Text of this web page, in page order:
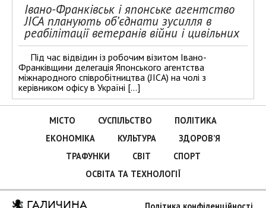
Івано-Франківськ і японське агентство
JICA планують об’єднати зусилля в
реабілітації ветеранів війни і цивільних
Під час відвідин із робочим візитом Івано-
Франківщини делегація Японського агентства
міжнародного співробітництва (JICA) на чолі з
керівником офісу в Україні […]
МІСТО СУСПІЛЬСТВО
ПОЛІТИКА
ЕКОНОМІКА
КУЛЬТУРА
ЗДОРОВ’Я
ТРАФУНКИ
СВІТ
СПОРТ
ОСВІТА ТА ТЕХНОЛОГІЇ
ГАЛИЧИНА